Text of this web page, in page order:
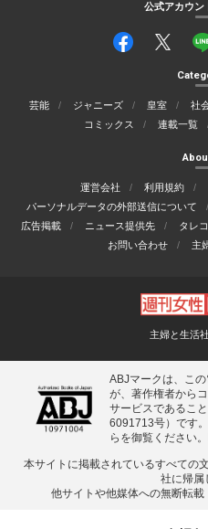
公式アカウン
芸能 ジャニーズ 皇室 社
コミックス
連載一覧
運営会社 利用規約
パーソナルデータの外部送信について
広告掲載
ニュース提供先 タレ
お問い合わせ
主
主婦と生活
ABJマークは、こ
が、著作権者から
サービスであるこ
6091713号）です
らを御覧ください。
本サイトに掲載されているすべての
社に帰属
他サイトや他媒体への無断転載